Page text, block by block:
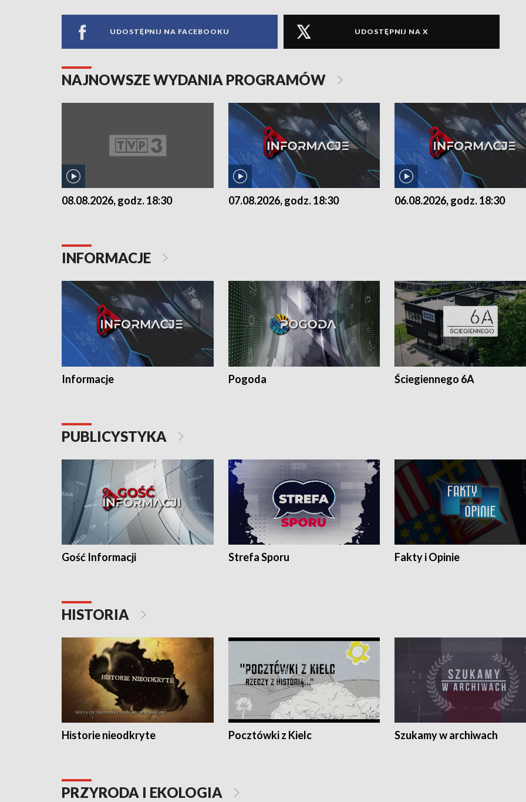
UDOSTĘPNIJ NA FACEBOOKU UDOSTĘPNIJ NA X
NAJNOWSZE WYDANIA PROGRAMÓW
08.08.2026, godz. 18:30 07.08.2026, godz. 18:30 06.08.2026, godz. 18:30
INFORMACJE
Informacje Pogoda Ściegiennego 6A
PUBLICYSTYKA
Gość Informacji Strefa Sporu Fakty i Opinie
HISTORIA
Historie nieodkryte Pocztówki z Kielc Szukamy w archiwach
PRZYRODA I EKOLOGIA